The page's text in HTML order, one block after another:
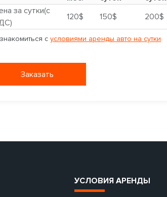
за сутки(с
120$ 150$ 200$
с условиями аренды авто на сутки
Заказать
УСЛОВИЯ АРЕНДЫ